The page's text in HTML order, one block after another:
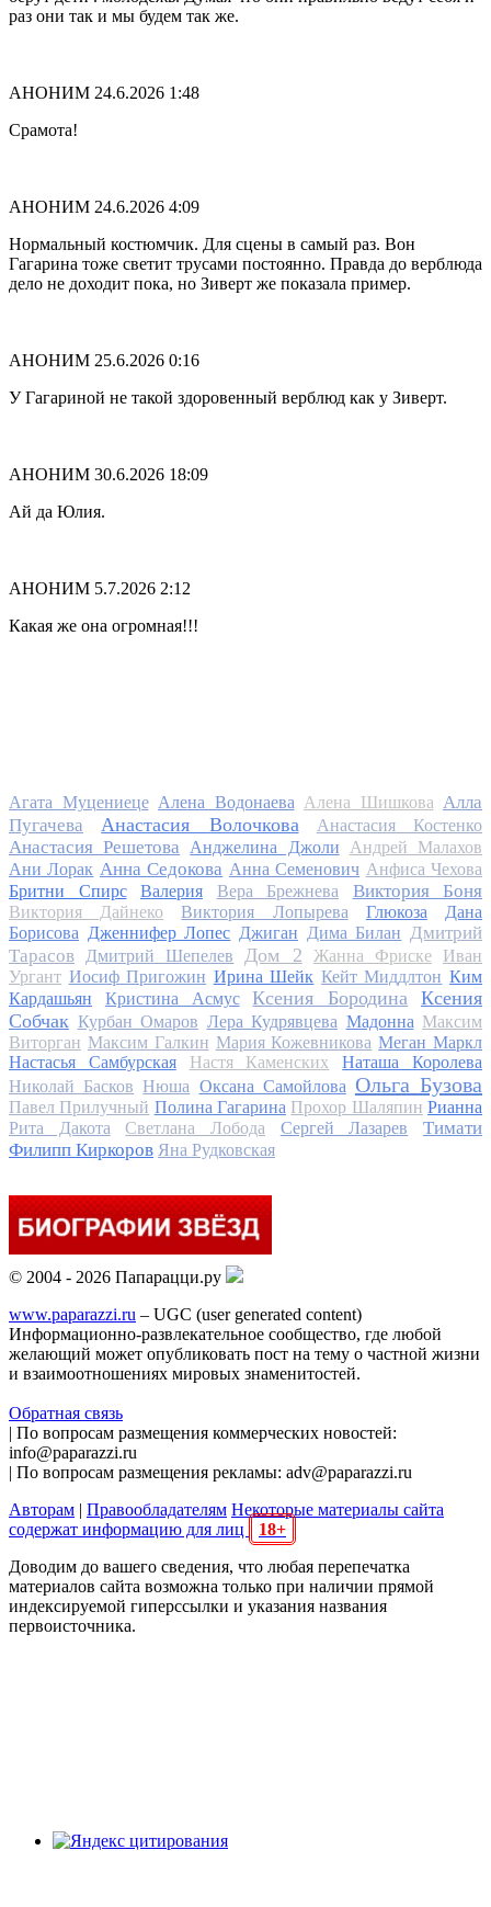
раз они так и мы будем так же.
АНОНИМ 24.6.2026 1:48
Срамота!
АНОНИМ 24.6.2026 4:09
Нормальный костюмчик. Для сцены в самый раз. Вон
Гагарина тоже светит трусами постоянно. Правда до верблюда
дело не доходит пока, но Зиверт же показала пример.
АНОНИМ 25.6.2026 0:16
У Гагариной не такой здоровенный верблюд как у Зиверт.
АНОНИМ 30.6.2026 18:09
Ай да Юлия.
АНОНИМ 5.7.2026 2:12
Какая же она огромная!!!
Агата Муцениеце Алена Водонаева Алена Шишкова Алла
Пугачева
Анастасия Волочкова Анастасия Костенко
Анастасия Решетова Анджелина Джоли
Андрей Малахов
Ани Лорак Анна Седокова Анна Семенович Анфиса Чехова
Бритни Спирс
Валерия Вера Брежнева Виктория Боня
Виктория Дайнеко Виктория Лопырева Глюкоза
Дана
Борисова Дженнифер Лопес Джиган Дима Билан Дмитрий
Тарасов
Дмитрий Шепелев Дом 2 Жанна Фриске
Иван
Ургант Иосиф Пригожин Ирина Шейк Кейт Миддлтон Ким
Кардашьян
Кристина Асмус Ксения Бородина
Ксения
Собчак Курбан Омаров Лера Кудрявцева Мадонна Максим
Виторган Максим Галкин Мария Кожевникова Меган Маркл
Настасья Самбурская
Настя Каменских
Наташа Королева
Николай Басков Нюша Оксана Самойлова Ольга Бузова
Павел Прилучный Полина Гагарина Прохор Шаляпин Рианна
Рита Дакота
Светлана Лобода Сергей Лазарев
Тимати
Филипп Киркоров Яна Рудковская
© 2004 - 2026 Папарацци.ру
www.paparazzi.ru – UGC (user generated content)
Информационно-развлекательное сообщество, где любой
желающий может опубликовать пост на тему о частной жизни
и взаимоотношениях мировых знаменитостей.
Обратная связь
| По вопросам размещения коммерческих новостей:
info@paparazzi.ru
| По вопросам размещения рекламы: adv@paparazzi.ru
Авторам | Правообладателям Некоторые материалы сайта
содержат информацию для лиц
18+
Доводим до вашего сведения, что любая перепечатка
материалов сайта возможна только при наличии прямой
индексируемой гиперссылки и указания названия
первоисточника.